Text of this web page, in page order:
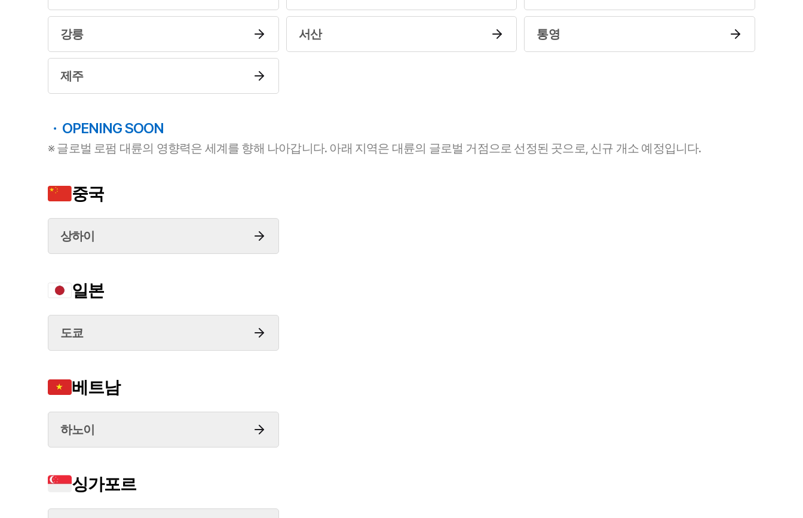
대륜의 강점
강릉 서산 통영
제주
OPENING SOON
※ 글로벌 로펌 대륜의 영향력은 세계를 향해 나아갑니다. 아래 지역은 대륜의 글로벌 거점으로 선정된 곳으로, 신규 개소 예정입니다.
중국
상하이
일본
도쿄
베트남
하노이
싱가포르